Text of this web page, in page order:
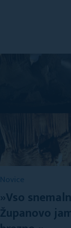
Novice
»Vso
Županovo